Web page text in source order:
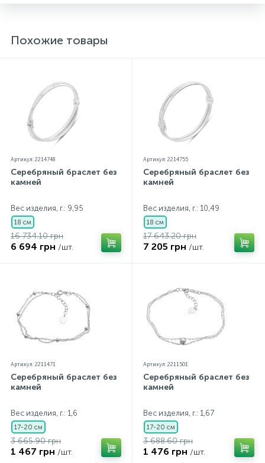
Похожие товары
Артикул: 2214748
Серебряный браслет без
камней
Вес изделия, г.: 9,95
18 см
16 734.10 грн
6 694 грн /шт.
Артикул: 2214755
Серебряный браслет без
камней
Вес изделия, г.: 10,49
18 см
17 643.20 грн
7 205 грн /шт.
Артикул: 2211471
Серебряный браслет без
камней
Вес изделия, г.: 1,6
17-20 см
3 665.90 грн
1 467 грн /шт.
Артикул: 2211501
Серебряный браслет без
камней
Вес изделия, г.: 1,67
17-20 см
3 688.60 грн
1 476 грн /шт.